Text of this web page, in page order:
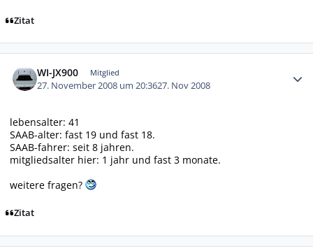
Zitat
WI-JX900 Mitglied
27. November 2008 um 20:3627. Nov 2008
lebensalter: 41
SAAB-alter: fast 19 und fast 18.
SAAB-fahrer: seit 8 jahren.
mitgliedsalter hier: 1 jahr und fast 3 monate.
weitere fragen?
Zitat